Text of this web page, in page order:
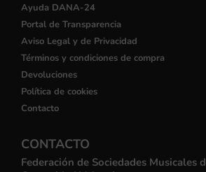
Ayuda DANA-24
Portal de Transparencia
Aviso Legal y de Privacidad
Términos y condiciones de compra
Devoluciones
Política de cookies
Contacto
CONTACTO
Federación de Sociedades Musicales